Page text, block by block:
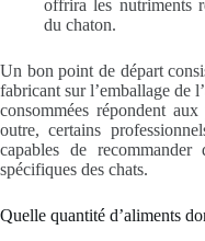
offrira les nutriments
du chaton.
Un bon point de départ
fabricant sur l’emballage de
consommées répondent
outre, certains
capables de
spécifiques des chats.
Quelle quantité d’aliments